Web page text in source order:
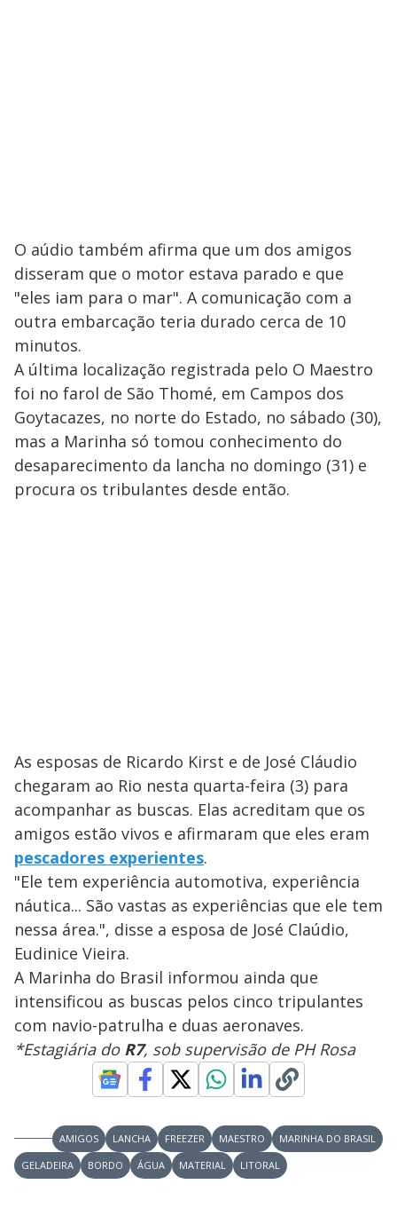
O aúdio também afirma que um dos amigos
disseram que o motor estava parado e que
"eles iam para o mar". A comunicação com a
outra embarcação teria durado cerca de 10
minutos.
A última localização registrada pelo O Maestro
foi no farol de São Thomé, em Campos dos
Goytacazes, no norte do Estado, no sábado (30),
mas a Marinha só tomou conhecimento do
desaparecimento da lancha no domingo (31) e
procura os tribulantes desde então.
As esposas de Ricardo Kirst e de José Cláudio
chegaram ao Rio nesta quarta-feira (3) para
acompanhar as buscas. Elas acreditam que os
amigos estão vivos e afirmaram que eles eram
pescadores experientes.
"Ele tem experiência automotiva, experiência
náutica... São vastas as experiências que ele tem
nessa área.", disse a esposa de José Claúdio,
Eudinice Vieira.
A Marinha do Brasil informou ainda que
intensificou as buscas pelos cinco tripulantes
com navio-patrulha e duas aeronaves.
*Estagiária do R7, sob supervisão de PH Rosa
AMIGOS LANCHA FREEZER MAESTRO
MARINHA DO BRASIL
GELADEIRA
BORDO ÁGUA MATERIAL LITORAL